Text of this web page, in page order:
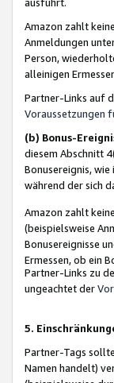
Amazon zahlt
Anmeldungen
Person,
alleinigen
Partner-Links auf
Voraussetzungen
(b) Bonus-
diesem Abschnitt
Bonusereignis,
während der sich
Amazon zahlt
(beispielsweise
Bonusereignisse
Ermessen, ob ein
Partner-Links zu
ungeachtet der
5.
Partner-Tags
Namen handelt)